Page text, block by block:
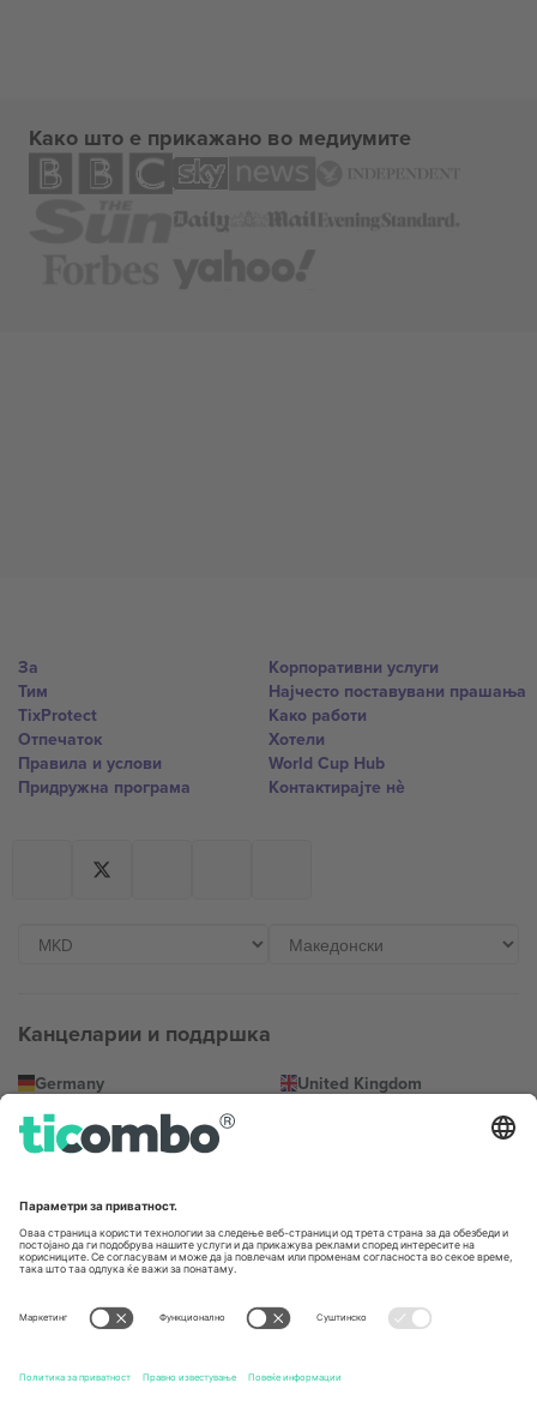
Како што е прикажано во медиумите
За
Тим
TixProtect
Отпечаток
Правила и услови
Придружна програма
Корпоративни услуги
Најчесто поставувани прашања
Како работи
Хотели
World Cup Hub
Контактирајте нѐ
Канцеларии и поддршка
Germany
Unter den Linden 24, 10117
Berlin, Germany
United Kingdom
167 City Road, London, Greater
United States
131 Continental Dr, Suite 305,
Newark, Delaware 19713, United
Dorfstrasse 52a, 6390
Regus Sofia City West, bul
UAE Dubai Silicon Oasis, DDP